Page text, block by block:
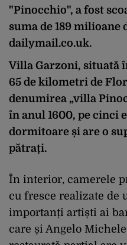
"Pinocchio", a fost
suma de 189 milioane
dailymail.co.uk.
Villa Garzoni, situată
65 de kilometri de
denumirea „villa
în anul 1600, pe cinci
dormitoare și are o
pătrați.
În interior, camerele
cu fresce realizate de
importanți artiști ai
care și Angelo